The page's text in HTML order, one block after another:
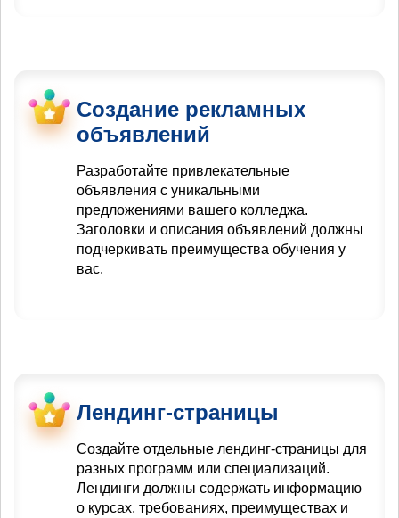
Создание рекламных
объявлений
Разработайте привлекательные
объявления с уникальными
предложениями вашего колледжа.
Заголовки и описания объявлений должны
подчеркивать преимущества обучения у
вас.
Лендинг-страницы
Создайте отдельные лендинг-страницы для
разных программ или специализаций.
Лендинги должны содержать информацию
о курсах, требованиях, преимуществах и